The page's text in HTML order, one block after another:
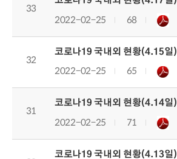
33
2022-02-25
68
32
코로나19 국내외 현황(4.15일)
2022-02-25
65
31
코로나19 국내외 현황(4.14일)
2022-02-25
71
코로나19 국내외 현황(4.13일)